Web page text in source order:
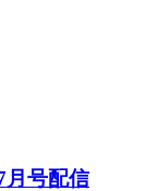
月号配信